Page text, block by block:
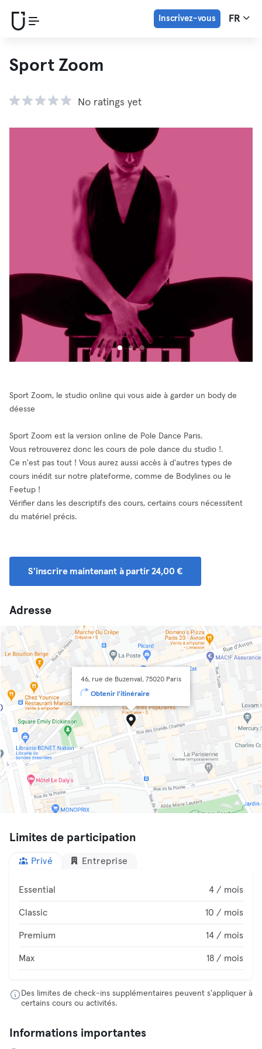
Inscrivez-vous FR
Sport Zoom
No ratings yet
Sport Zoom, le studio online qui vous aide à garder un body de
déesse
Sport Zoom est la version online de Pole Dance Paris.
Vous retrouverez donc les cours de pole dance du studio !.
Ce n'est pas tout ! Vous aurez aussi accès à d'autres types de
cours inédit sur notre plateforme, comme de Bodylines ou le
Feetup !
Vérifier dans les descriptifs des cours, certains cours nécessitent
du matériel précis.
S'inscrire maintenant à partir 24,00 €
Adresse
46, rue de Buzenval, 75020 Paris
Obtenir l'itinéraire
Limites de participation
Privé Entreprise
Essential 4 / mois
Classic 10 / mois
Premium 14 / mois
Max 18 / mois
Des limites de check-ins supplémentaires peuvent s'appliquer à
certains cours ou activités.
Informations importantes